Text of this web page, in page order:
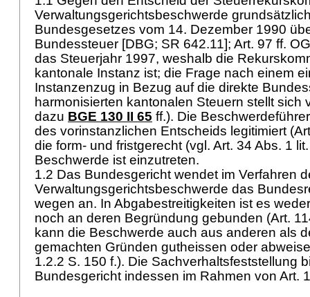
Verwaltungsgerichtsbeschwerde
Bundesgesetzes vom 14. Dezember 1990
Bundessteuer [DBG; SR 642.11]; Art. 97 ff. OG
das Steuerjahr 1997, weshalb die
kantonale Instanz ist; die Frage nach einem
Instanzenzug in Bezug auf die direkte
harmonisierten kantonalen Steuern stellt sich
dazu BGE 130 II 65 ff.). Die
des vorinstanzlichen Entscheids legitimiert (
die form- und fristgerecht (vgl. Art. 34 Abs. 1
Beschwerde ist einzutreten.
1.2 Das Bundesgericht wendet im Verfahren
Verwaltungsgerichtsbeschwerde das
wegen an. In Abgabestreitigkeiten ist es
noch an deren Begründung gebunden (Art.
kann die Beschwerde auch aus anderen als
gemachten Gründen gutheissen oder
1.2.2 S. 150 f.). Die Sachverhaltsfeststellung
Bundesgericht indessen im Rahmen von Art.